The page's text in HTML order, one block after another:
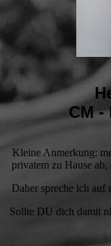
CM -
Kleine Anmerkung:
privatem zu Hause
Daher spreche ich
Sollte DU dich damit